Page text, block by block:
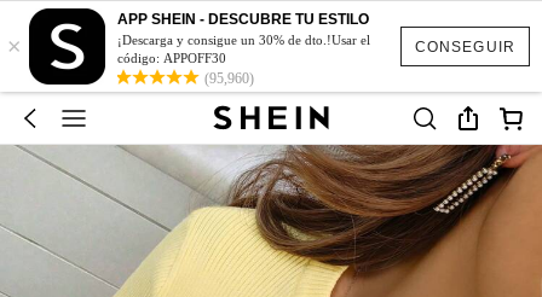
CONSEGUIR
×
APP SHEIN - DESCUBRE TU ESTILO
¡Descarga y consigue un 30% de dto.!Usar el
código: APPOFF30
(95,960)